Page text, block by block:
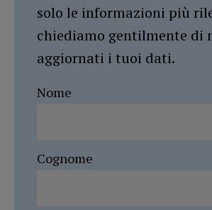
solo le informazioni più
chiediamo gentilmente di
aggiornati i tuoi dati.
Nome
Cognome